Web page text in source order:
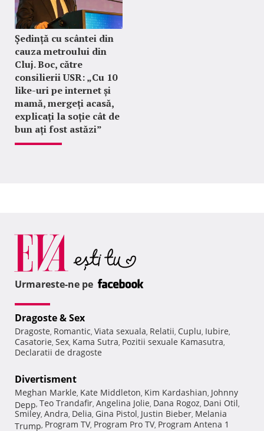
Ședință cu scântei din
cauza metroului din
Cluj. Boc, către
consilierii USR: „Cu 10
like-uri pe internet și
mamă, mergeți acasă,
explicați la soție cât de
bun ați fost astăzi”
Urmareste-ne pe
Dragoste & Sex
Dragoste, Romantic, Viata sexuala, Relatii, Cuplu, Iubire,
Casatorie, Sex, Kama Sutra, Pozitii sexuale Kamasutra,
Declaratii de dragoste
Divertisment
Meghan Markle, Kate Middleton, Kim Kardashian, Johnny
Depp, Teo Trandafir, Angelina Jolie, Dana Rogoz, Dani Otil,
Smiley, Andra, Delia, Gina Pistol, Justin Bieber, Melania
Trump, Program TV, Program Pro TV, Program Antena 1